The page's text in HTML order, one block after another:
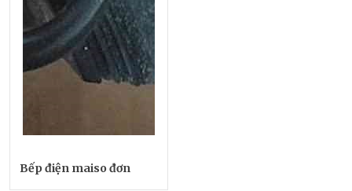
Bếp điện maiso đơn